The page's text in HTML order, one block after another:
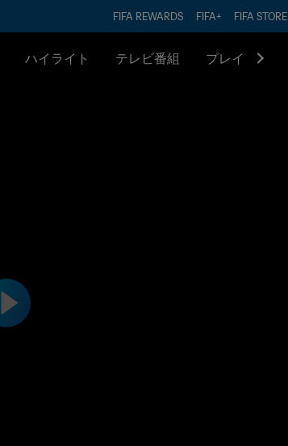
FIFA REWARDS FIFA+ FIFA STORE
ハイライト テレビ番組 プレイ